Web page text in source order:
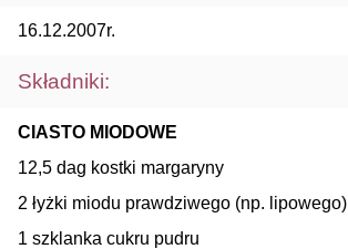
16.12.2007r.
Składniki:
CIASTO MIODOWE
12,5 dag kostki margaryny
2 łyżki miodu prawdziwego (np. lipowego)
1 szklanka cukru pudru